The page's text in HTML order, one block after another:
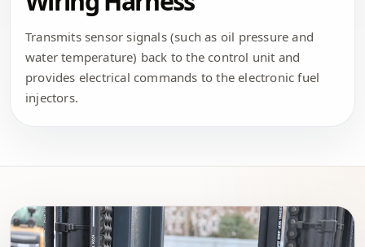
Transmits sensor signals (such as oil pressure and
water temperature) back to the control unit and
provides electrical commands to the electronic fuel
injectors.